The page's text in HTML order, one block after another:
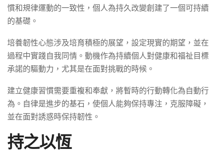
慣和規律運動的一致性，個人為持久改變創建了一個可持續
的基礎。
培養韌性心態涉及培育積極的展望，設定現實的期望，並在
過程中實踐自我同情。動機作為持續個人對健康和福祉目標
承諾的驅動力，尤其是在面對挑戰的時候。
建立健康習慣需要重複和奉獻，將暫時的行動轉化為自動行
為。自律是進步的基石，使個人能夠保持專注，克服障礙，
並在面對誘惑時保持韌性。
持之以恆